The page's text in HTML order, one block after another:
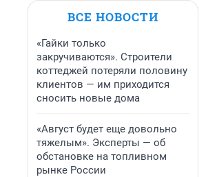
ВСЕ НОВОСТИ
«Гайки только
закручиваются». Строители
коттеджей потеряли половину
клиентов — им приходится
сносить новые дома
«Август будет еще довольно
тяжелым». Эксперты — об
обстановке на топливном
рынке России